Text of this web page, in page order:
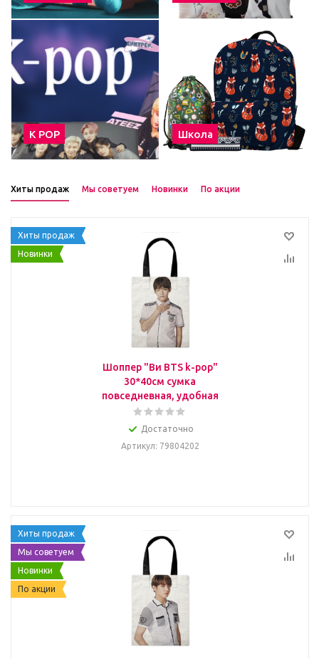
К POP Школа
Хиты продаж Мы советуем Новинки По акции
Хиты продаж
Новинки
Шоппер "Ви BTS k-pop"
30*40см сумка
повседневная, удобная
Достаточно
Артикул: 79804202
Хиты продаж
Мы советуем
Новинки
По акции